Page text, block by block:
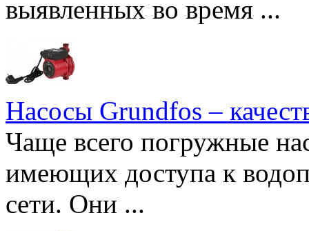
выявленных во время ...
Насосы Grundfos –
Чаще всего погружные
имеющих доступа к
сети. Они ...